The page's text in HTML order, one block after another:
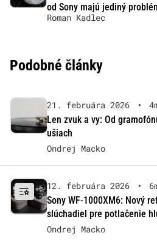
od Sony majú jediný
Roman Kadlec
Podobné články
21. februára 2026 •
Len zvuk a vy: Od
ušiach
Ondrej Macko
12. februára 2026 •
Sony WF-1000XM6: Nový
slúchadiel pre potlačenie
Ondrej Macko